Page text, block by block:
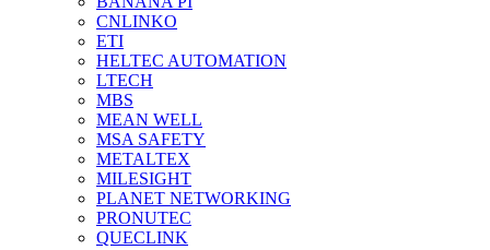
CNLINKO
ETI
HELTEC AUTOMATION
LTECH
MBS
MEAN WELL
MSA SAFETY
METALTEX
MILESIGHT
PLANET NETWORKING
PRONUTEC
QUECLINK